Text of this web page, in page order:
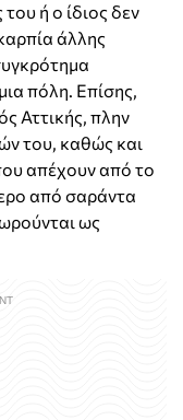
του ή ο ίδιος δεν
άλλης
πόλη. Επίσης,
Αττικής, πλην
του, καθώς και
απέχουν από το
από σαράντα
ως